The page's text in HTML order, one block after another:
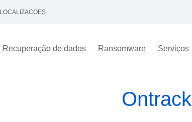
LOCALIZACOES
Recuperação de dados Ransomware Serviços
Ontrack